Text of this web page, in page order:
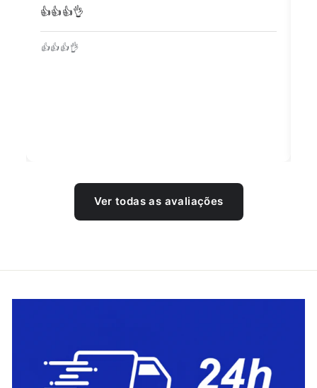
👍👍👍👌
👍👍👍👌
Ver todas as avaliações